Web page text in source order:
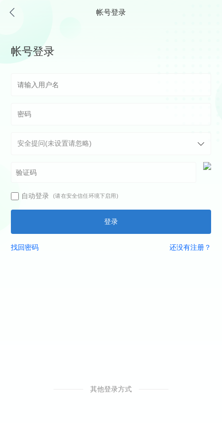
帐号登录
帐号登录
自动登录 (请在安全信任环境下启用)
登录
找回密码 还没有注册？
其他登录方式